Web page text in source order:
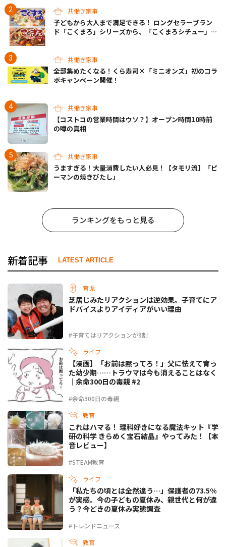
共働き家事
子どもから大人まで満足できる！ ロングセラーブラン
ド「こくまろ」シリーズから、「こくまろシチュー」＜
共働き家事
全部集めたくなる！くら寿司×「ミニオンズ」初のコラ
ボキャンペーン開催！
共働き家事
【コストコの営業時間はウソ？】オープン時間10時前
の噂の真相
共働き家事
うますぎる！大量消費したい人必見！【タモリ流】「ピ
ーマンの焼きびたし」
ランキングをもっと見る
新着記事 LATEST ARTICLE
育児
#子育てはリアクションが9割
芝居じみたリアクションは逆効果。子育てにア
ドバイスよりアイディアがいい理由
ライフ
#余命300日の毒親
【漫画】「お前は黙ってろ！」父に怯えて育っ
た幼少期……トラウマは今も消えることはなく
｜余命300日の毒親 #2
教育
#STEAM教育
これはハマる！ 理科好きになる魔法キット『学
研の科学 きらめく宝石結晶』やってみた！【本
音レビュー】
ライフ
#トレンドニュース
「私たちの頃とは全然違う…」保護者の73.5%
が実感。今の子どもの夏休み、親世代と何が違
う？今どきの夏休み実態調査
教育